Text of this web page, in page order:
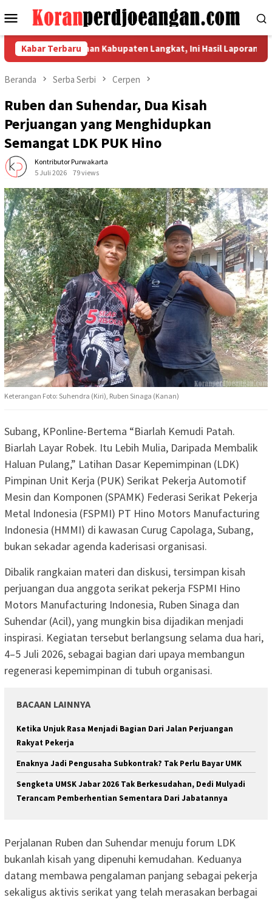
ke
Menu
Mobile
Kabar Terbaru
Pemulihan Kabupaten Langkat, Ini Hasil Laporan Kaposko
Beranda Serba Serbi Cerpen
Ruben dan Suhendar, Dua Kisah
Perjuangan yang Menghidupkan
Semangat LDK PUK Hino
Kontributor Purwakarta
5 Juli 2026
79 views
Keterangan Foto: Suhendra (Kiri), Ruben Sinaga (Kanan)
Subang, KPonline-Bertema “Biarlah Kemudi Patah.
Biarlah Layar Robek. Itu Lebih Mulia, Daripada Membalik
Haluan Pulang,” Latihan Dasar Kepemimpinan (LDK)
Pimpinan Unit Kerja (PUK) Serikat Pekerja Automotif
Mesin dan Komponen (SPAMK) Federasi Serikat Pekerja
Metal Indonesia (FSPMI) PT Hino Motors Manufacturing
Indonesia (HMMI) di kawasan Curug Capolaga, Subang,
bukan sekadar agenda kaderisasi organisasi.
Dibalik rangkaian materi dan diskusi, tersimpan kisah
perjuangan dua anggota serikat pekerja FSPMI Hino
Motors Manufacturing Indonesia, Ruben Sinaga dan
Suhendar (Acil), yang mungkin bisa dijadikan menjadi
inspirasi. Kegiatan tersebut berlangsung selama dua hari,
4–5 Juli 2026, sebagai bagian dari upaya membangun
regenerasi kepemimpinan di tubuh organisasi.
BACAAN LAINNYA
Ketika Unjuk Rasa Menjadi Bagian Dari Jalan Perjuangan
Rakyat Pekerja
Enaknya Jadi Pengusaha Subkontrak? Tak Perlu Bayar UMK
Sengketa UMSK Jabar 2026 Tak Berkesudahan, Dedi Mulyadi
Terancam Pemberhentian Sementara Dari Jabatannya
Perjalanan Ruben dan Suhendar menuju forum LDK
bukanlah kisah yang dipenuhi kemudahan. Keduanya
datang membawa pengalaman panjang sebagai pekerja
sekaligus aktivis serikat yang telah merasakan berbagai